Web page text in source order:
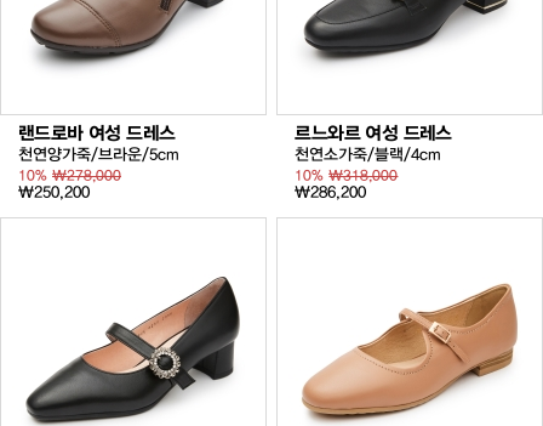
랜드로바 여성 드레스
천연양가죽/브라운/5cm
10% ₩278,000
₩250,200
르느와르 여성 드레스
천연소가죽/블랙/4cm
10%₩318,000
₩286,200